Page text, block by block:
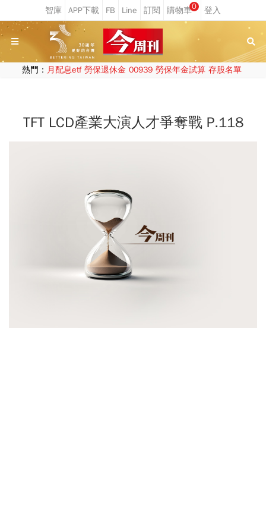
0
熱門： 月配息etf 勞保退休金 00939 勞保年金試算 存股名單
TFT LCD產業大演人才爭奪戰 P.118